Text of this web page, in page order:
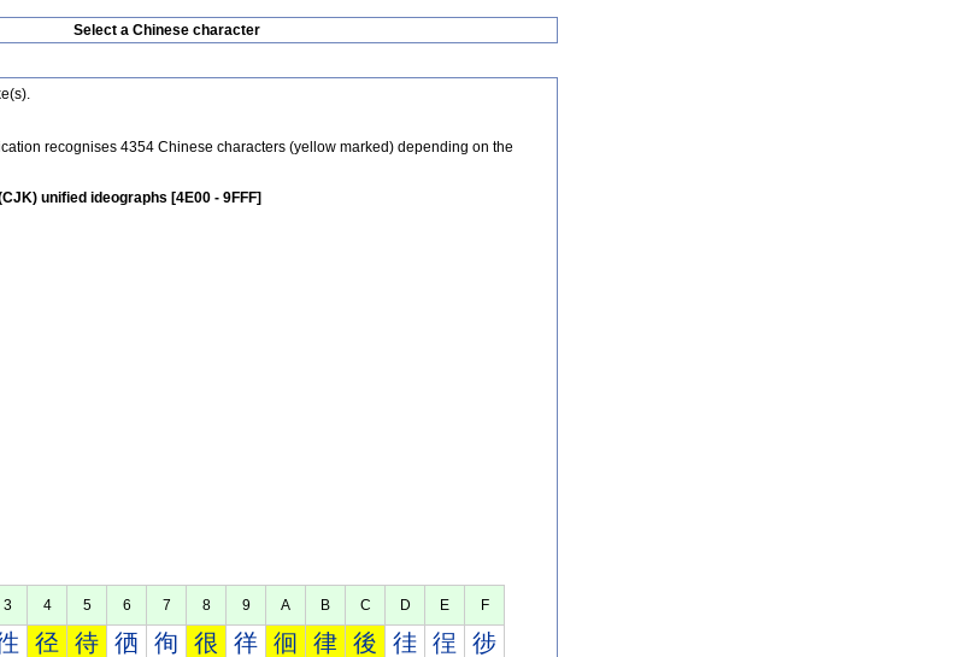
Select a Chinese character
recognises 4354 Chinese characters (yellow marked) depending on the
unified ideographs [4E00 - 9FFF]
3 4 5 6 7 8 9 A B C D E F
径 待 徆 徇 很 徉 徊 律 後 徍 徎 徏